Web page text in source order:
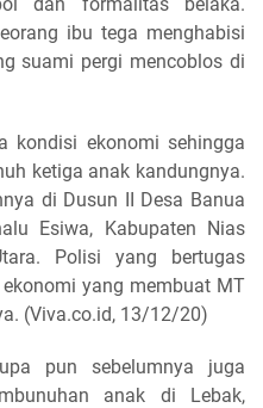
ibu tega menghabisi
suami pergi mencoblos di
kondisi ekonomi sehingga
ketiga anak kandungnya.
di Dusun II Desa Banua
Esiwa, Kabupaten Nias
Polisi yang bertugas
yang membuat MT
(Viva.co.id, 13/12/20)
pun sebelumnya juga
anak di Lebak,